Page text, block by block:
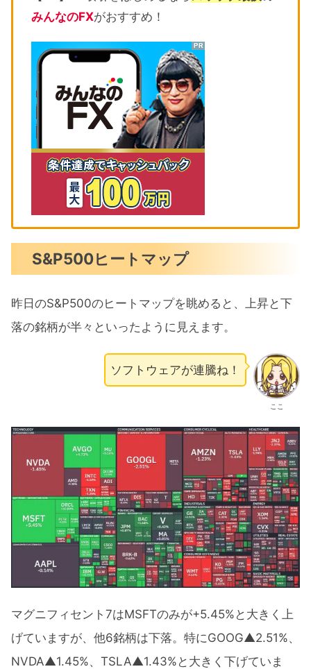
みんなのFXがおすすめ！
S&P500ヒートマップ
昨日のS&P500のヒートマップを眺めると、上昇と下
落の銘柄が半々といったように見えます。
ここ
ソフトウェアが連騰ね！
マグニフィセント7はMSFTのみが+5.45%と大きく上
げていますが、他6銘柄は下落。特にGOOG▲2.51%、
NVDA▲1.45%、TSLA▲1.43%と大きく下げていま